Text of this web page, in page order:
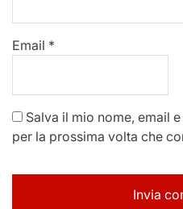
Email *
Salva il mio nome, email
per la prossima volta che